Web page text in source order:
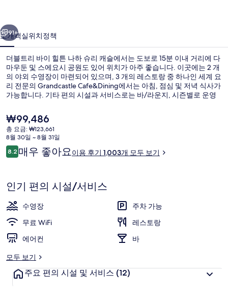
튼
나
하
슈
리
캐
슬
의
사
갤
러
리
91+
소개객실위치정책
더블트리 바이 힐튼 나하 슈리 캐슬에서는 도보로 15분 이내 거리에 다
마우둔 및 스에요시 공원도 있어 위치가 아주 좋습니다. 이곳에는 2 개
의 야외 수영장이 마련되어 있으며, 3 개의 레스토랑 중 하나인 세계 요
리 전문의 Grandcastle Cafe&Dining에서는 아침, 점심 및 저녁 식사가
가능합니다. 기타 편의 시설과 서비스로는 바/라운지, 시즌별로 운영
이 이곳의 전반적인 숙박 시설 상태에 대단히 만족하셨어요. 이 숙박
시설은 대중 교통편을 이용하기가 편리해요. 사립병원앞 역의 경우 12
분만 걸으면 갈 수 있고 기보 역도 14분 거리에 있어요.
현
재
가
격
은
₩99,486
총 요금: ₩123,661
8월 30일 ~ 8월 31일
이
용
기
8.210점 만점 중 8.2점.
매우 좋아요이용 후기 1,003개 모두 보기
인기 편의 시설/서비스
수영장
주차 가능
무료 WiFi
레스토랑
에어컨
바
모두 보기
주요 편의 시설 및 서비스 (12)